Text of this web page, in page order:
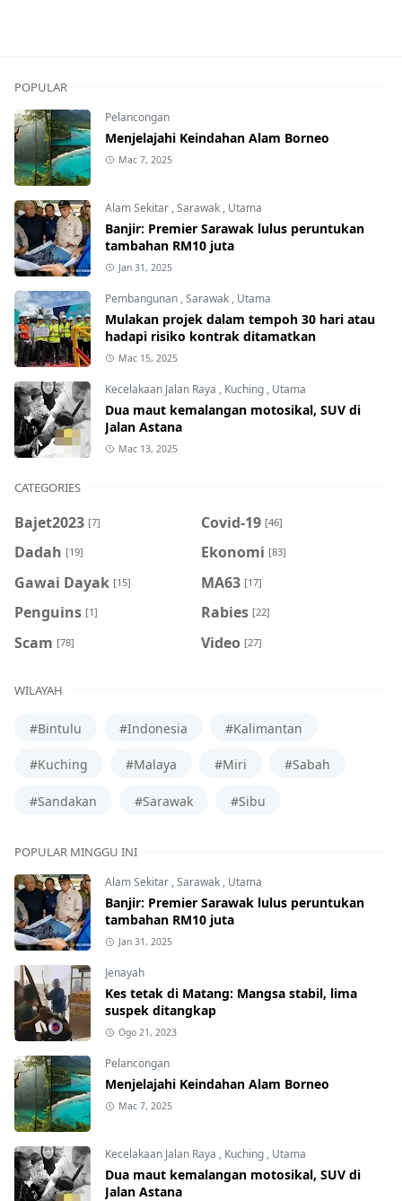
POPULAR
Pelancongan
Menjelajahi Keindahan Alam Borneo
Mac 7, 2025
Alam Sekitar ,Sarawak , Utama
Banjir: Premier Sarawak lulus peruntukan
tambahan RM10 juta
Jan 31, 2025
Pembangunan ,Sarawak , Utama
Mulakan projek dalam tempoh 30 hari atau
hadapi risiko kontrak ditamatkan
Mac 15, 2025
Kecelakaan Jalan Raya , Kuching , Utama
Dua maut kemalangan motosikal, SUV di
Jalan Astana
Mac 13, 2025
CATEGORIES
Bajet2023 [7] Covid-19 [46]
Dadah [19] Ekonomi [83]
Gawai Dayak [15] MA63 [17]
Penguins [1] Rabies [22]
Scam [78] Video [27]
WILAYAH
#Bintulu #Indonesia #Kalimantan
#Kuching #Malaya #Miri #Sabah
#Sandakan #Sarawak #Sibu
POPULAR MINGGU INI
Alam Sekitar ,Sarawak , Utama
Banjir: Premier Sarawak lulus peruntukan
tambahan RM10 juta
Jan 31, 2025
Jenayah
Kes tetak di Matang: Mangsa stabil, lima
suspek ditangkap
Ogo 21, 2023
Pelancongan
Menjelajahi Keindahan Alam Borneo
Mac 7, 2025
Kecelakaan Jalan Raya , Kuching , Utama
Dua maut kemalangan motosikal, SUV di
Jalan Astana